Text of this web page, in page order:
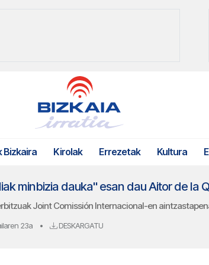
Bizkaira Kirolak Errezetak Kultura
minbizia dauka" esan dau Aitor de la
Joint Comissión Internacional-en
23a • DESKARGATU